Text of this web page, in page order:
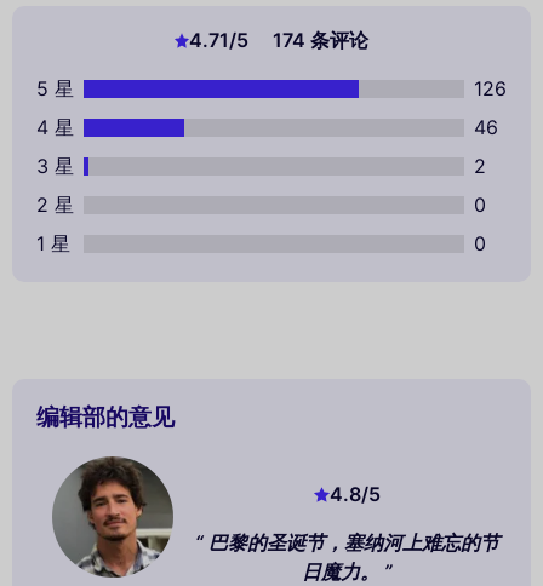
4.71/5
174 条评论
5 星
126
4 星
46
3 星
2
2 星
0
1 星
0
编辑部的意见
4.8/5
巴黎的圣诞节，塞纳河上难忘的节
日魔力。